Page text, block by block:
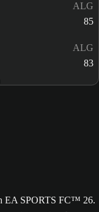
ALG
85
ALG
83